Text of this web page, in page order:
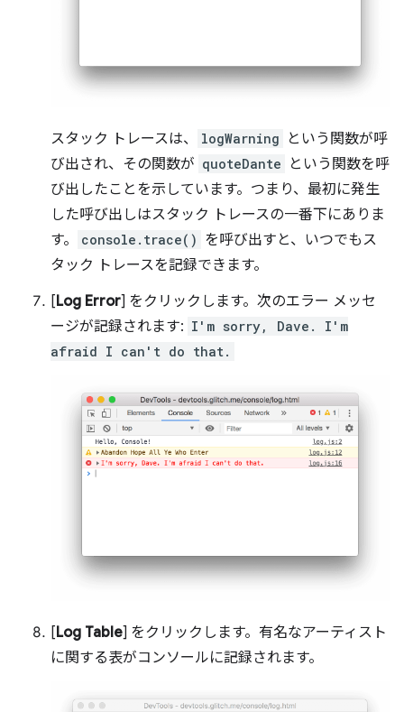
スタック トレースは、 logWarning
という関数が呼
び出され、その関数が quoteDante
という関数を呼
び出したことを示しています。つまり、最初に発生
した呼び出しはスタック トレースの一番下にありま
す。
console.trace() を呼び出すと、いつでもス
タック トレースを記録できます。
[Log Error] をクリックします。次のエラー メッセ
ージが記録されます: I'm sorry, Dave. I'm
afraid I can't do that.
[Log Table] をクリックします。有名なアーティスト
に関する表がコンソールに記録されます。